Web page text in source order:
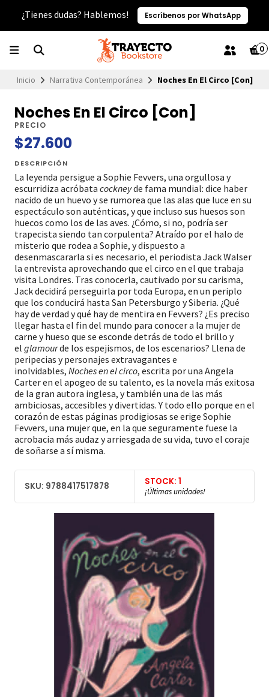
¿Tienes dudas? Hablemos! Escríbenos por WhatsApp
0
Inicio Narrativa Contemporánea Noches En El Circo [Con]
Noches En El Circo [Con]
PRECIO
$27.600
DESCRIPCIÓN
La leyenda persigue a Sophie Fevvers, una orgullosa y
escurridiza acróbata cockneyde fama mundial: dice haber
nacido de un huevo y se rumorea que las alas que luce en su
espectáculo son auténticas, y que incluso sus huesos son
huecos como los de las aves. ¿Cómo, si no, podría ser
trapecista siendo tan corpulenta? Atraído por el halo de
misterio que rodea a Sophie, y dispuesto a
desenmascararla si es necesario, el periodista Jack Walser
la entrevista aprovechando que el circo en el que trabaja
visita Londres. Tras conocerla, cautivado por su carisma,
Jack decidirá perseguirla por toda Europa, en un periplo
que los conducirá hasta San Petersburgo y Siberia. ¿Qué
hay de verdad y qué hay de mentira en Fevvers? ¿Es preciso
llegar hasta el fin del mundo para conocer a la mujer de
carne y hueso que se esconde detrás de todo el brillo y
el glamourde los espejismos, de los escenarios? Llena de
peripecias y personajes extravagantes e
inolvidables, Noches en el circo, escrita por una Angela
Carter en el apogeo de su talento, es la novela más exitosa
de la gran autora inglesa, y también una de las más
ambiciosas, accesibles y divertidas. Y todo ello porque en el
corazón de estas páginas prodigiosas se erige Sophie
Fevvers, una mujer que, en la que seguramente fuese la
acrobacia más audaz y arriesgada de su vida, tuvo el coraje
de soñarse a sí misma.
SKU: 9788417517878 STOCK: 1
¡Últimas unidades!